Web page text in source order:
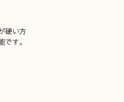
硬い方
す。